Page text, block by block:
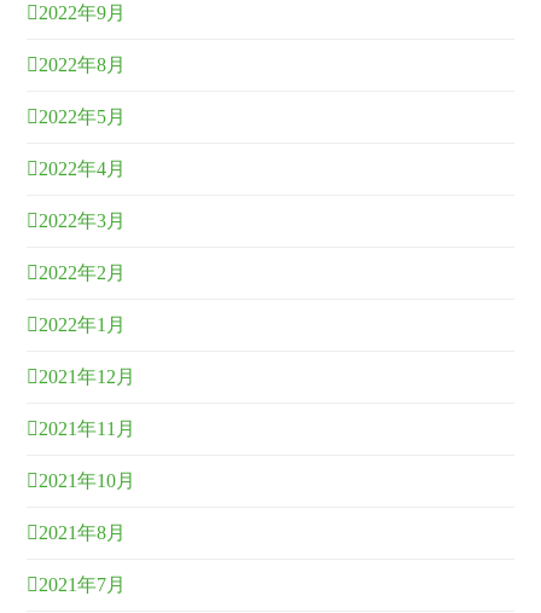
2022年9月
2022年8月
2022年5月
2022年4月
2022年3月
2022年2月
2022年1月
2021年12月
2021年11月
2021年10月
2021年8月
2021年7月